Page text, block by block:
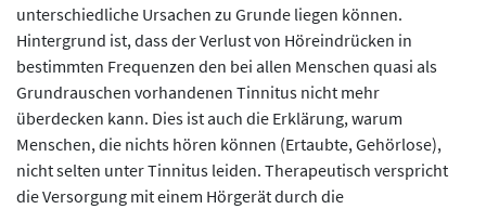
unterschiedliche Ursachen zu Grunde liegen können.
Hintergrund ist, dass der Verlust von Höreindrücken in
bestimmten Frequenzen den bei allen Menschen quasi als
Grundrauschen vorhandenen Tinnitus nicht mehr
überdecken kann. Dies ist auch die Erklärung, warum
Menschen, die nichts hören können (Ertaubte, Gehörlose),
nicht selten unter Tinnitus leiden. Therapeutisch verspricht
die Versorgung mit einem Hörgerät durch die